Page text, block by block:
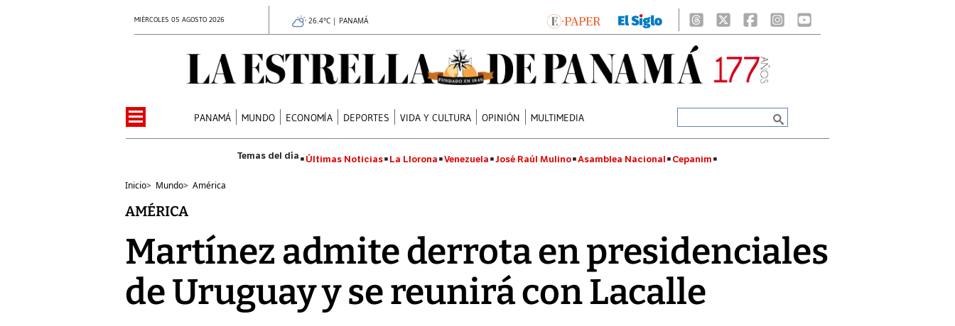
MIÉRCOLES 05 AGOSTO 2026 26.4°C | PANAMÁ
PANAMÁ MUNDO ECONOMÍA DEPORTES VIDA Y CULTURA OPINIÓN MULTIMEDIA
Últimas Noticias La Llorona Venezuela José Raúl Mulino Asamblea Nacional Cepanim
Inicio> Mundo> América
AMÉRICA
Martínez admite derrota en presidenciales
de Uruguay y se reunirá con Lacalle